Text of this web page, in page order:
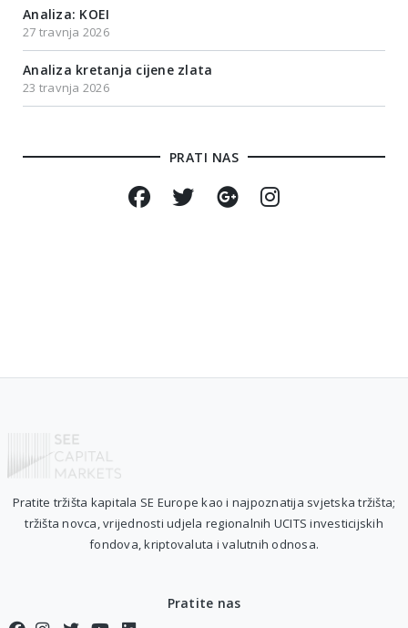
Analiza: KOEI
27 travnja 2026
Analiza kretanja cijene zlata
23 travnja 2026
PRATI NAS
Pratite tržišta kapitala SE Europe kao i najpoznatija svjetska tržišta;
tržišta novca, vrijednosti udjela regionalnih UCITS investicijskih
fondova, kriptovaluta i valutnih odnosa.
Pratite nas